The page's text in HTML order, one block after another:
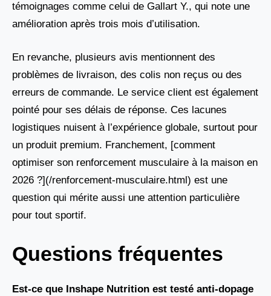
témoignages comme celui de Gallart Y., qui note une
amélioration après trois mois d’utilisation.
En revanche, plusieurs avis mentionnent des
problèmes de livraison, des colis non reçus ou des
erreurs de commande. Le service client est également
pointé pour ses délais de réponse. Ces lacunes
logistiques nuisent à l’expérience globale, surtout pour
un produit premium. Franchement, [comment
optimiser son renforcement musculaire à la maison en
2026 ?](/renforcement-musculaire.html) est une
question qui mérite aussi une attention particulière
pour tout sportif.
Questions fréquentes
Est-ce que Inshape Nutrition est testé anti-dopage